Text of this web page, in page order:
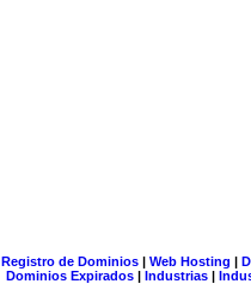
Registro de Dominios| Web Hosting |
Dominios Expirados | Industrias |